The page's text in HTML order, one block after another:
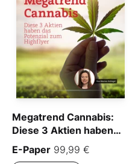
Megatrend Cannabis:
Diese 3 Aktien haben
das Potenzial zum
Highflyer
E-Paper 99,99 €